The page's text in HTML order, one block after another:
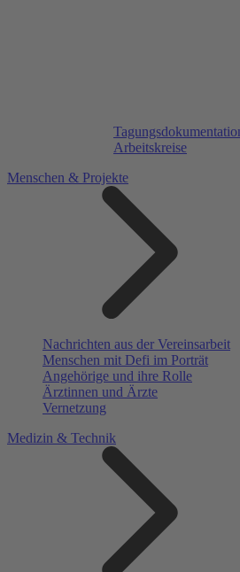
Arbeitskreise
Menschen & Projekte
Nachrichten aus der Vereinsarbeit
Menschen mit Defi im Porträt
Angehörige und ihre Rolle
Ärztinnen und Ärzte
Vernetzung
Medizin & Technik